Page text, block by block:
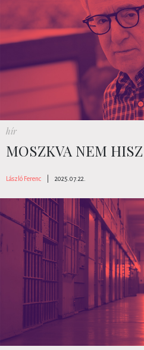
hír
MOSZKVA NEM
László Ferenc 2025.07.22.